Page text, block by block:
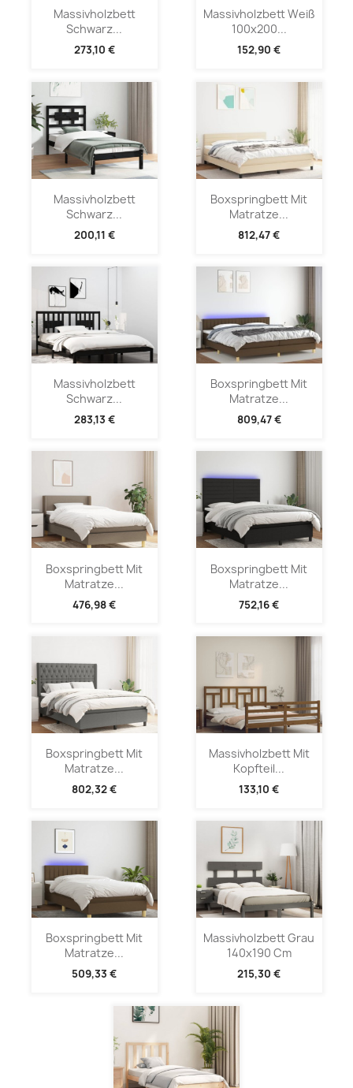
Massivholzbett
Schwarz...
273,10 €
Massivholzbett Weiß
100x200...
152,90 €
Massivholzbett
Schwarz...
200,11 €
Boxspringbett Mit
Matratze...
812,47 €
Massivholzbett
Schwarz...
283,13 €
Boxspringbett Mit
Matratze...
809,47 €
Boxspringbett Mit
Matratze...
476,98 €
Boxspringbett Mit
Matratze...
752,16 €
Boxspringbett Mit
Matratze...
802,32 €
Massivholzbett Mit
Kopfteil...
133,10 €
Boxspringbett Mit
Matratze...
509,33 €
Massivholzbett Grau
140x190 Cm
215,30 €